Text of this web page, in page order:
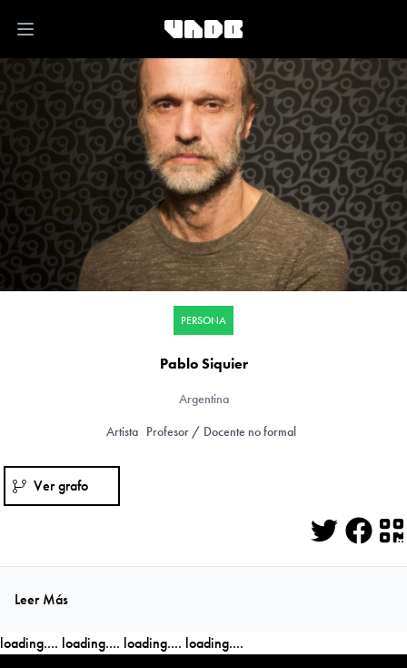
Open main menu
PERSONA
Pablo Siquier
Argentina
Artista Profesor / Docente no formal
Ver grafo
Twitter
Leer Más
loading.... loading.... loading.... loading....